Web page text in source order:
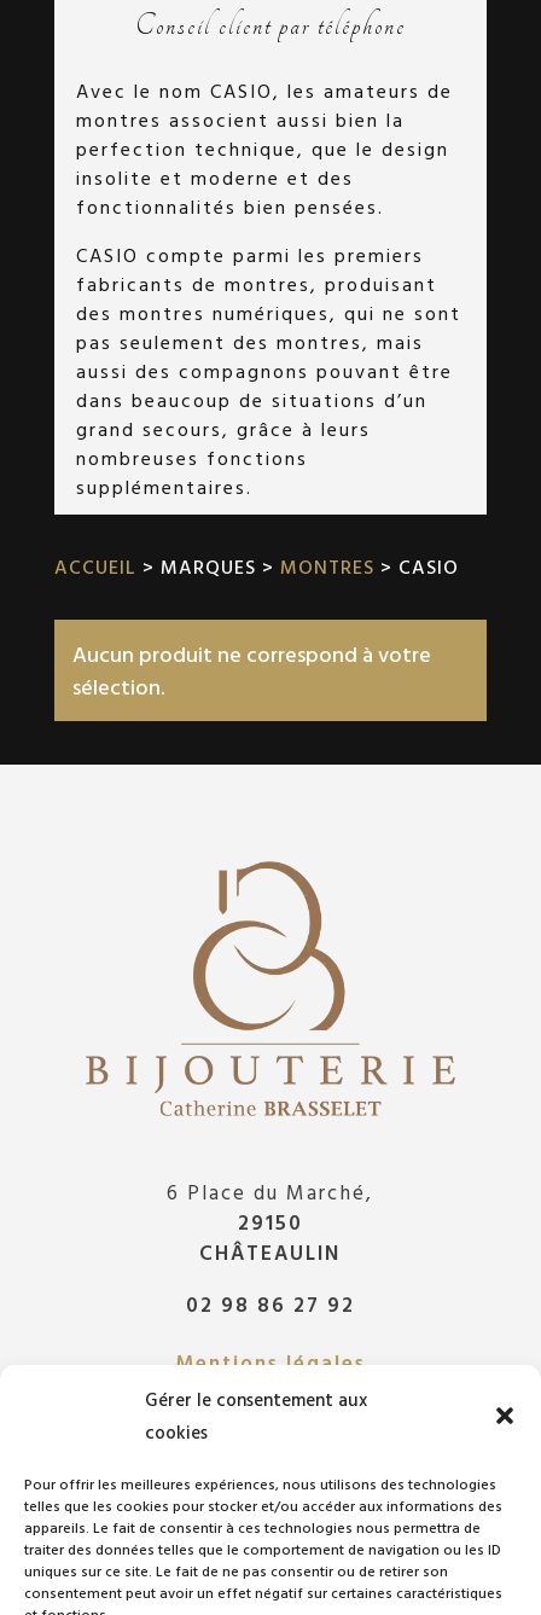
Gérer le consentement aux
cookies
Pour offrir les meilleures expériences, nous utilisons des technologies
telles que les cookies pour stocker et/ou accéder aux informations des
appareils. Le fait de consentir à ces technologies nous permettra de
traiter des données telles que le comportement de navigation ou les ID
uniques sur ce site. Le fait de ne pas consentir ou de retirer son
consentement peut avoir un effet négatif sur certaines caractéristiques
Conseil client par téléphone
Avec le nom CASIO, les amateurs de
montres associent aussi bien la
perfection technique, que le design
insolite et moderne et des
fonctionnalités bien pensées.
CASIO compte parmi les premiers
fabricants de montres, produisant
des montres numériques, qui ne sont
pas seulement des montres, mais
aussi des compagnons pouvant être
dans beaucoup de situations d’un
grand secours, grâce à leurs
nombreuses fonctions
supplémentaires.
ACCUEIL > MARQUES > MONTRES > CASIO
Aucun produit ne correspond à votre
sélection.
6 Place du Marché,
29150
CHÂTEAULIN
02 98 86 27 92
Mentions légales
Déclaration de confidentialité
PAIEMENT SÉCURISÉ